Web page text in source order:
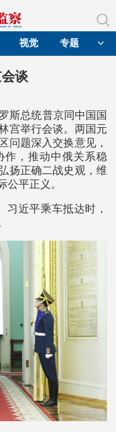
视觉 专题
谈
斯总统普京同中国国
宫举行会谈。两国元
问题深入交换意见，
作，推动中俄关系稳
扬正确二战史观，维
公平正义。
习近平乘车抵达时，